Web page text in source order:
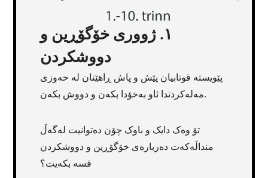
١. ژووری خۆگۆڕین و
دووشکردن
پێویستە قوتابیان پێش و پاش ڕاهێنان لە حەوزی
مەلەکردندا ئاو بەخۆدا بکەن و دووش بکەن.
تۆ وەک دایک و باوک چۆن دەتوانیت لەگەڵ
منداڵەکەت دەربارەی خۆگۆڕین و دووشکردن
قسە بکەیت؟